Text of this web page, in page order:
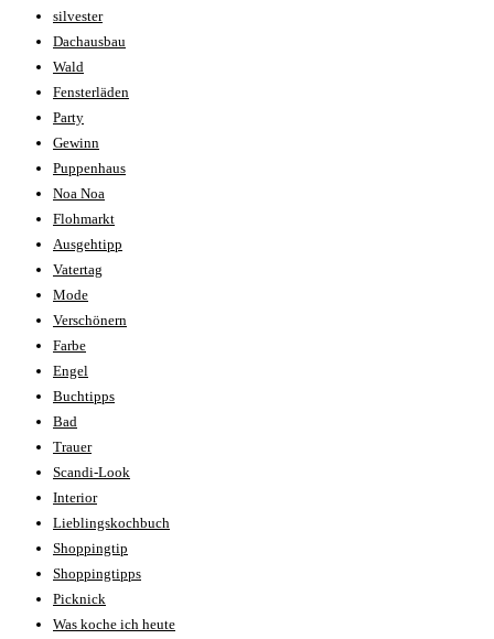
silvester
Dachausbau
Wald
Fensterläden
Party
Gewinn
Puppenhaus
Noa Noa
Flohmarkt
Ausgehtipp
Vatertag
Mode
Verschönern
Farbe
Engel
Buchtipps
Bad
Trauer
Scandi-Look
Interior
Lieblingskochbuch
Shoppingtip
Shoppingtipps
Picknick
Was koche ich heute